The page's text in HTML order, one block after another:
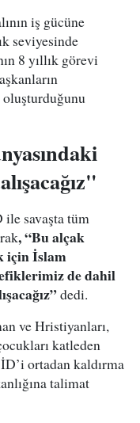
iş gücüne
seviyesinde
8 yıllık görevi
oluşturduğunu
savaşta tüm
, “Bu alçak
için İslam
de dahil
dedi.
ve Hristiyanları,
katleden
ortadan kaldırma
talimat